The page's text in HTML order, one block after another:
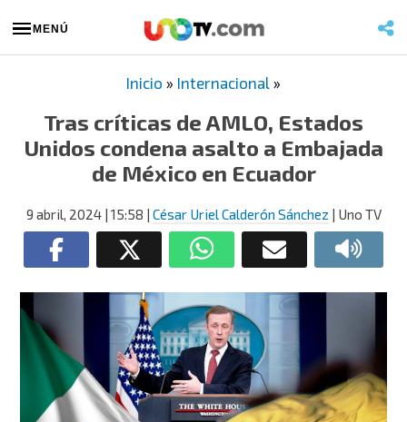
MENÚ
Inicio » Internacional »
Tras críticas de AMLO, Estados
Unidos condena asalto a Embajada
de México en Ecuador
9 abril, 2024| 15:58 | César Uriel Calderón Sánchez | Uno TV